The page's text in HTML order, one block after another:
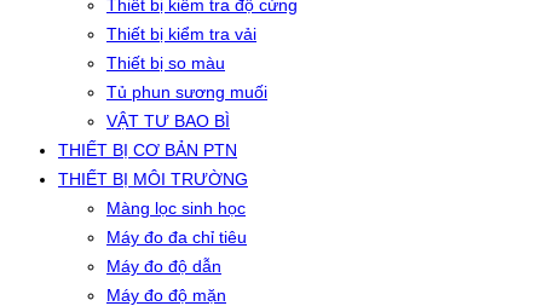
Thiết bị kiểm tra độ cứng
Thiết bị kiểm tra vải
Thiết bị so màu
Tủ phun sương muối
VẬT TƯ BAO BÌ
THIẾT BỊ CƠ BẢN PTN
THIẾT BỊ MÔI TRƯỜNG
Màng lọc sinh học
Máy đo đa chỉ tiêu
Máy đo độ dẫn
Máy đo độ mặn